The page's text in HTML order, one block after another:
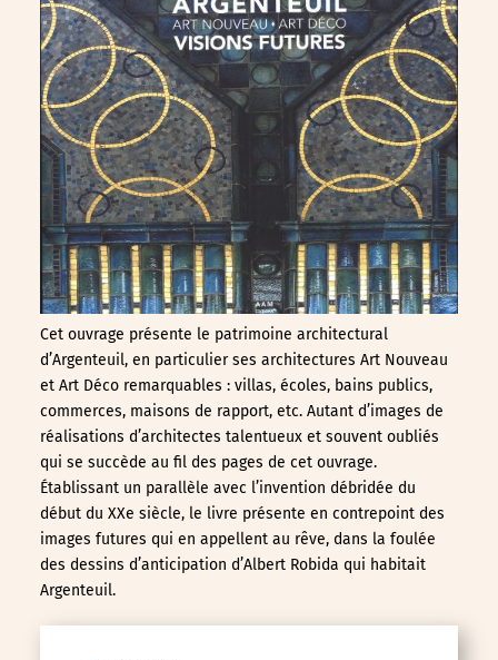
Cet ouvrage présente le patrimoine architectural
d’Argenteuil, en particulier ses architectures Art Nouveau
et Art Déco remarquables : villas, écoles, bains publics,
commerces, maisons de rapport, etc. Autant d’images de
réalisations d’architectes talentueux et souvent oubliés
qui se succède au fil des pages de cet ouvrage.
Établissant un parallèle avec l’invention débridée du
début du XXe siècle, le livre présente en contrepoint des
images futures qui en appellent au rêve, dans la foulée
des dessins d’anticipation d’Albert Robida qui habitait
Argenteuil.